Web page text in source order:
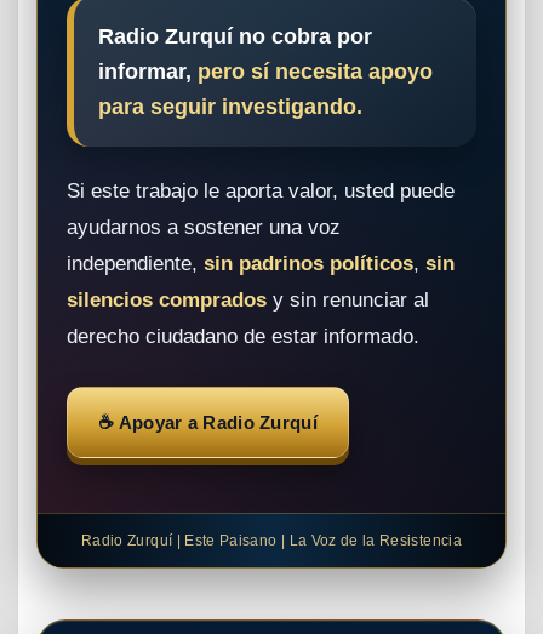
Radio Zurquí no cobra por
informar, pero sí necesita apoyo
para seguir investigando.
Si este trabajo le aporta valor, usted puede
ayudarnos a sostener una voz
independiente, sin padrinos políticos, sin
silencios comprados y sin renunciar al
derecho ciudadano de estar informado.
☕ Apoyar a Radio Zurquí
Radio Zurquí | Este Paisano | La Voz de la Resistencia